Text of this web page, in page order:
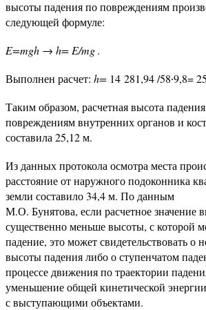
высоты падения по повреждениям
следующей формуле:
E=mgh → h= E/mg .
Выполнен расчет: h= 14 281,94 /58∙9,8=
Таким образом, расчетная высота
повреждениям внутренних органов и
составила 25,12 м.
Из данных протокола осмотра места
расстояние от наружного подоконника
земли составило 34,4 м. По данным
М.О. Бунятова, если расчетное значение
существенно меньше высоты, с которой
падение, это может свидетельствовать о
высоты падения либо о ступенчатом
процессе движения по траектории
уменьшение общей кинетической
с выступающими объектами.